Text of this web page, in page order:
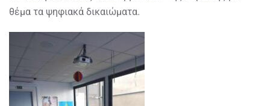
θέμα τα ψηφιακά δικαιώματα.